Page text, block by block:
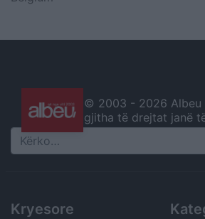
© 2003 - 2026 Albeu
gjitha të drejtat janë
Search
Kryesore